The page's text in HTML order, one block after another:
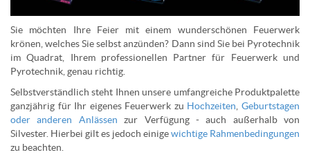
Sie möchten Ihre Feier mit einem wunderschönen Feuerwerk
krönen, welches Sie selbst anzünden? Dann sind Sie bei Pyrotechnik
im Quadrat, Ihrem professionellen Partner für Feuerwerk und
Pyrotechnik, genau richtig.
Selbstverständlich steht Ihnen unsere umfangreiche Produktpalette
ganzjährig für Ihr eigenes Feuerwerk zu Hochzeiten,Geburtstagen
oder anderen Anlässen zur Verfügung - auch außerhalb von
Silvester. Hierbei gilt es jedoch einigewichtige Rahmenbedingungen
zu beachten.